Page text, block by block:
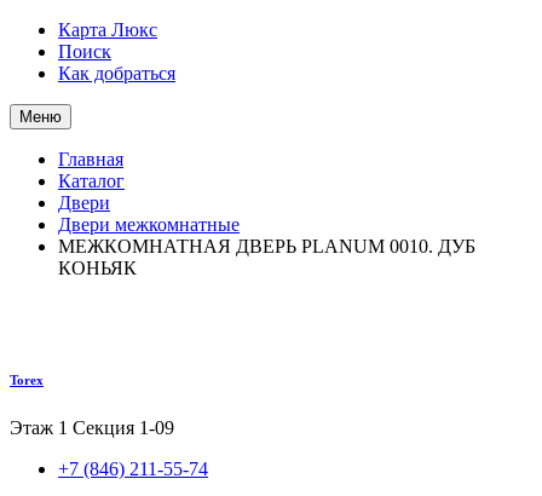
Карта Люкс
Поиск
Как добраться
Меню
Главная
Каталог
Двери
Двери межкомнатные
МЕЖКОМНАТНАЯ ДВЕРЬ PLANUM 0010. ДУБ
КОНЬЯК
Torex
Этаж 1 Секция 1-09
+7 (846) 211-55-74